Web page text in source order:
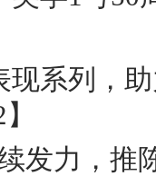
现系列，
发力，推